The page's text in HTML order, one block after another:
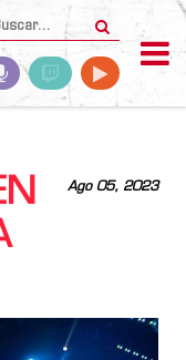
Ago 05, 2023